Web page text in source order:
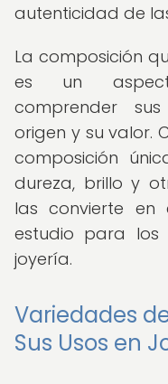
autenticidad de
La composición
es un
comprender
origen y su valor.
composición
dureza, brillo y
las convierte en
estudio para los
joyería.
Variedades
Sus Usos en